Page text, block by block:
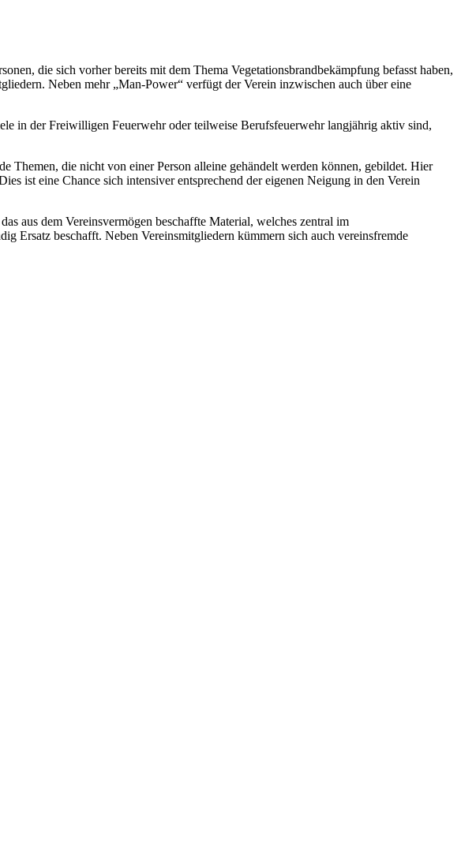
die sich vorher bereits mit dem Thema Vegetationsbrandbekämpfung befasst haben,
Neben mehr „Man-Power“ verfügt der Verein inzwischen auch über eine
in der Freiwilligen Feuerwehr oder teilweise Berufsfeuerwehr langjährig aktiv sind,
Themen, die nicht von einer Person alleine gehändelt werden können, gebildet. Hier
ist eine Chance sich intensiver entsprechend der eigenen Neigung in den Verein
aus dem Vereinsvermögen beschaffte Material, welches zentral im
Ersatz beschafft. Neben Vereinsmitgliedern kümmern sich auch vereinsfremde